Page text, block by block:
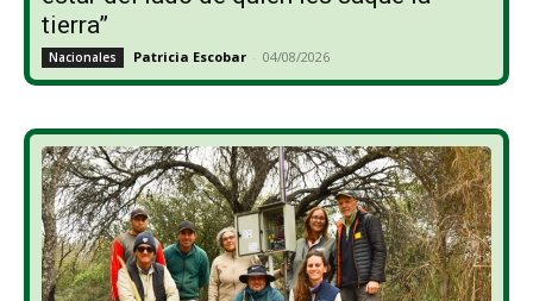
tierra”
Nacionales Patricia Escobar - 04/08/2026